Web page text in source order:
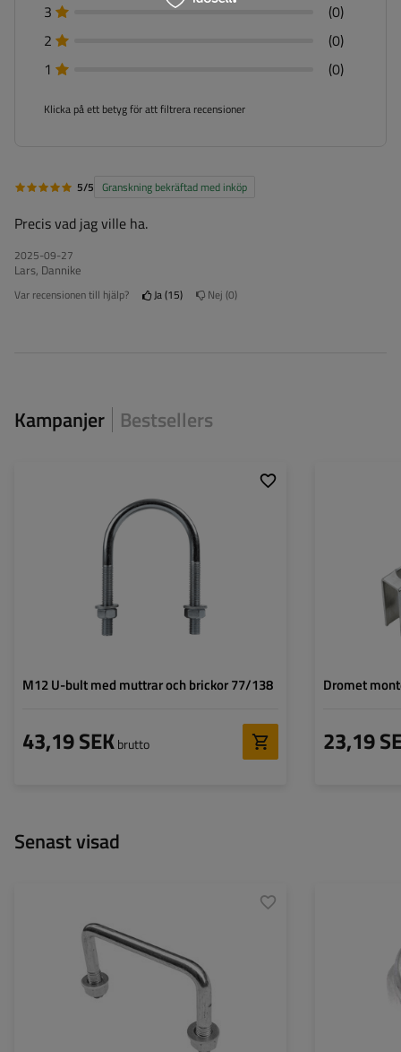
3
(0)
2
(0)
1
(0)
Klicka på ett betyg för att filtrera recensioner
5/5 Granskning bekräftad med inköp
Precis vad jag ville ha.
2025-09-27
Lars, Dannike
Var recensionen till hjälp? Ja 15 Nej 0
Kampanjer Bestsellers
M12 U-bult med muttrar och brickor 77/138
43,19 SEKbrutto
77 mm
Dromet
23,19
Senast visad
Galvaniserat stål